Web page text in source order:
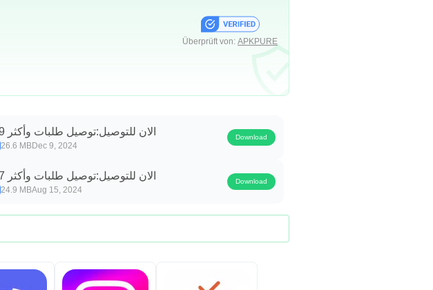
Überprüft von: APKPURE
الان للتوصيل:توصيل طلبات وأكثر 1.0.49
26.6 MBDec 9, 2024
Download
الان للتوصيل:توصيل طلبات وأكثر 1.0.47
24.9 MBAug 15, 2024
Download